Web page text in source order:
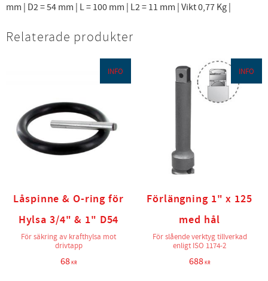
mm | D2 = 54 mm | L = 100 mm | L2 = 11 mm | Vikt 0,77 Kg |
Relaterade produkter
Låspinne & O-ring för
Hylsa 3/4" & 1" D54
För säkring av krafthylsa mot
drivtapp
68KR
INFO
Förlängning 1" x 125
med hål
För slående verktyg tillverkad
enligt ISO 1174-2
688KR
INFO